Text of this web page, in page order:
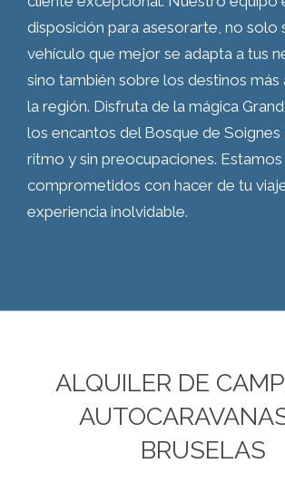
disposición para asesorarte, no solo
vehículo que mejor se adapta a tus
sino también sobre los destinos
la región. Disfruta de la mágica
los encantos del Bosque de Soignes
ritmo y sin preocupaciones. Estamos
comprometidos con hacer de tu
experiencia inolvidable.
ALQUILER DE
BRUSELAS